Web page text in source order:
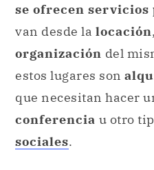
se ofrecen servicios
van desde la locación
organización del
estos lugares son
que necesitan hacer
conferencia u otro
sociales.